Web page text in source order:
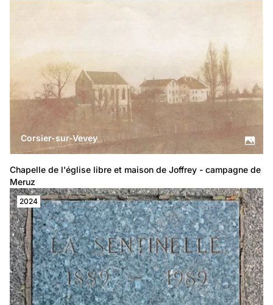
Corsier-sur-Vevey
Chapelle de l'église libre et maison de Joffrey - campagne de
Meruz
2024